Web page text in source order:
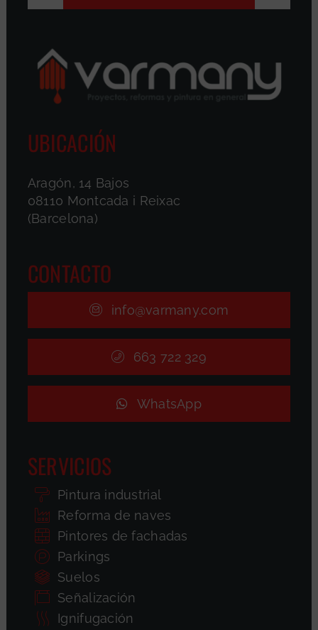
UBICACIÓN
Aragón, 14 Bajos
08110 Montcada i Reixac
(Barcelona)
CONTACTO
info@varmany.com
663 722 329
WhatsApp
SERVICIOS
Pintura industrial
Reforma de naves
Pintores de fachadas
Parkings
Suelos
Señalización
Ignifugación